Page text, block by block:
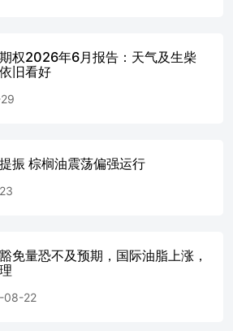
面进口利润走
衡
月MPOB报告（万
权2026年6月报告：天气及生柴
旧看好
振 棕榈油震荡偏强运行
免量恐不及预期，国际油脂上涨，
08-22